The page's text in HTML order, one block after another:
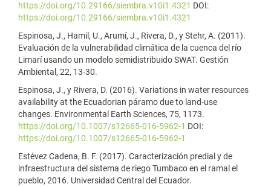
https://doi.org/10.29166/siembra.v10i1.4321 DOI:
https://doi.org/10.29166/siembra.v10i1.4321
Espinosa, J., Hamil, U., Arumí, J., Rivera, D., y Stehr, A. (2011).
Evaluación de la vulnerabilidad climática de la cuenca del río
Limarí usando un modelo semidistribuido SWAT. Gestión
Ambiental, 22, 13-30.
Espinosa, J., y Rivera, D. (2016). Variations in water resources
availability at the Ecuadorian páramo due to land-use
changes. Environmental Earth Sciences, 75, 1173.
https://doi.org/10.1007/s12665-016-5962-1 DOI:
https://doi.org/10.1007/s12665-016-5962-1
Estévez Cadena, B. F. (2017). Caracterización predial y de
infraestructura del sistema de riego Tumbaco en el ramal el
pueblo, 2016. Universidad Central del Ecuador.